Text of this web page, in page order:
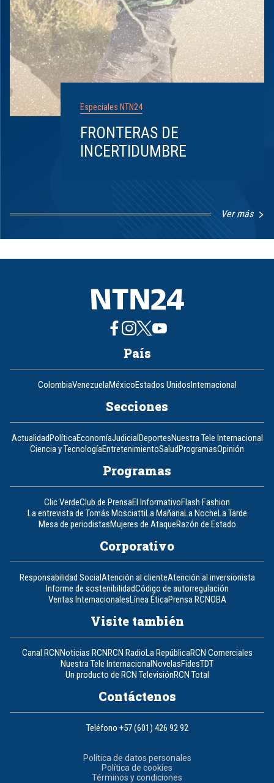
Especiales NTN24
FRONTERAS DE
INCERTIDUMBRE
Ver más
1
8
País
ColombiaVenezuelaMéxicoEstados UnidosInternacional
Secciones
ActualidadPolíticaEconomíaJudicialDeportesNuestra Tele Internacional
Ciencia y TecnologíaEntretenimientoSaludProgramasOpinión
Programas
Clic VerdeClub de PrensaEl InformativoFlash Fashion
La entrevista de Tomás MosciattiLa MañanaLa NocheLa Tarde
Mesa de periodistasMujeres de AtaqueRazón de Estado
Corporativo
Responsabilidad SocialAtención al clienteAtención al inversionista
Informe de sostenibilidadCódigo de autorregulación
Ventas InternacionalesLínea ÉticaPrensa RCNOBA
Visite también
Canal RCNNoticias RCNRCN RadioLa RepúblicaRCN Comerciales
Nuestra Tele InternacionalNovelasFidesTDT
Un producto de RCN TelevisiónRCN Total
Contáctenos
Teléfono +57 (601) 426 92 92
Política de datos personales
Política de cookies
Términos y condiciones